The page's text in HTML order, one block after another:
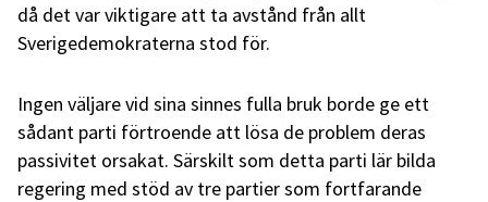
då det var viktigare att ta avstånd från allt
Sverigedemokraterna stod för.
Ingen väljare vid sina sinnes fulla bruk borde ge ett
sådant parti förtroende att lösa de problem deras
passivitet orsakat. Särskilt som detta parti lär bilda
regering med stöd av tre partier som fortfarande